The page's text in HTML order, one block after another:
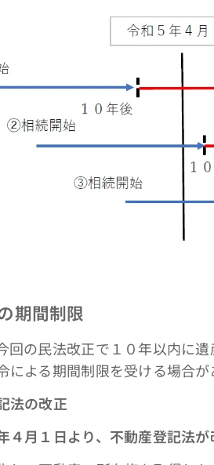
期間制限
回の民法改正で１０年以内に
による期間制限を受ける場合が
法の改正
４月１日より、不動産登記法